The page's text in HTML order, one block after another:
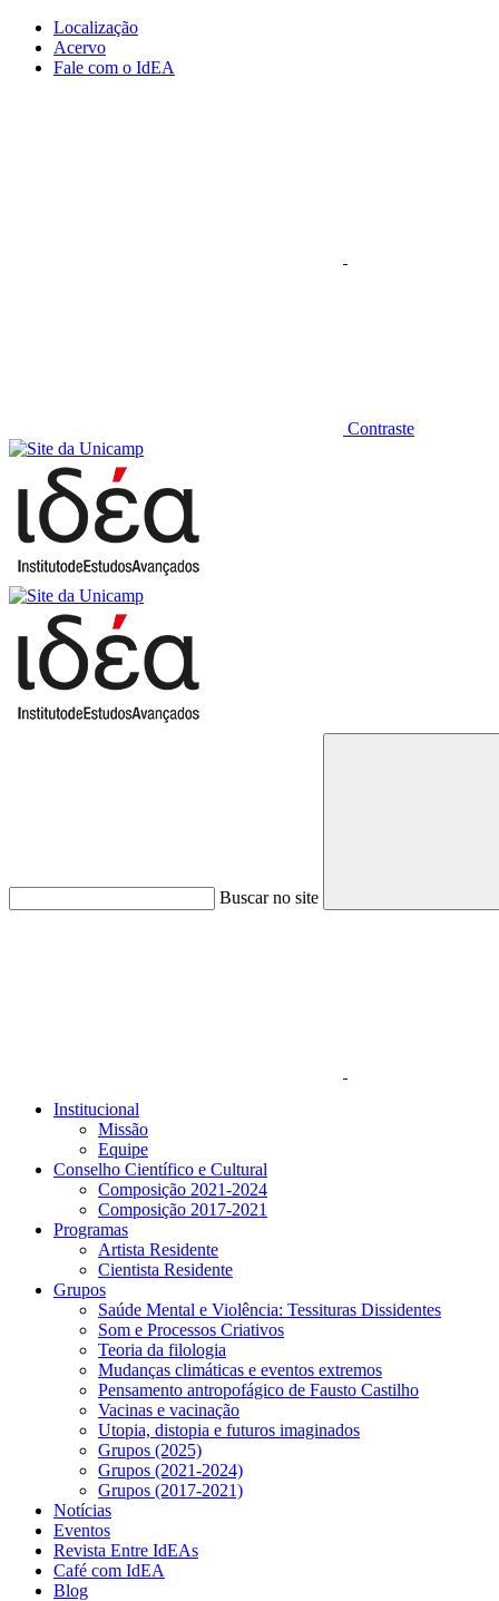
Conteúdo principal
Localização
Acervo
Fale com o IdEA
Contraste
Buscar no site
Institucional
Missão
Equipe
Conselho Científico e Cultural
Composição 2021-2024
Composição 2017-2021
Programas
Artista Residente
Cientista Residente
Grupos
Saúde Mental e Violência: Tessituras Dissidentes
Som e Processos Criativos
Teoria da filologia
Mudanças climáticas e eventos extremos
Pensamento antropofágico de Fausto Castilho
Vacinas e vacinação
Utopia, distopia e futuros imaginados
Grupos (2025)
Grupos (2021-2024)
Grupos (2017-2021)
Notícias
Eventos
Revista Entre IdEAs
Café com IdEA
Blog